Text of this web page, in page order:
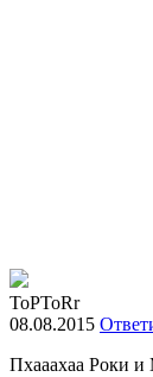
ToPToRr
08.08.2015
Пхааахаа Роки